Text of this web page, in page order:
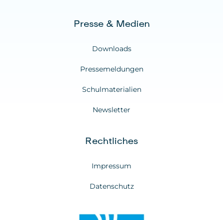
Presse & Medien
Downloads
Pressemeldungen
Schulmaterialien
Newsletter
Rechtliches
Impressum
Datenschutz